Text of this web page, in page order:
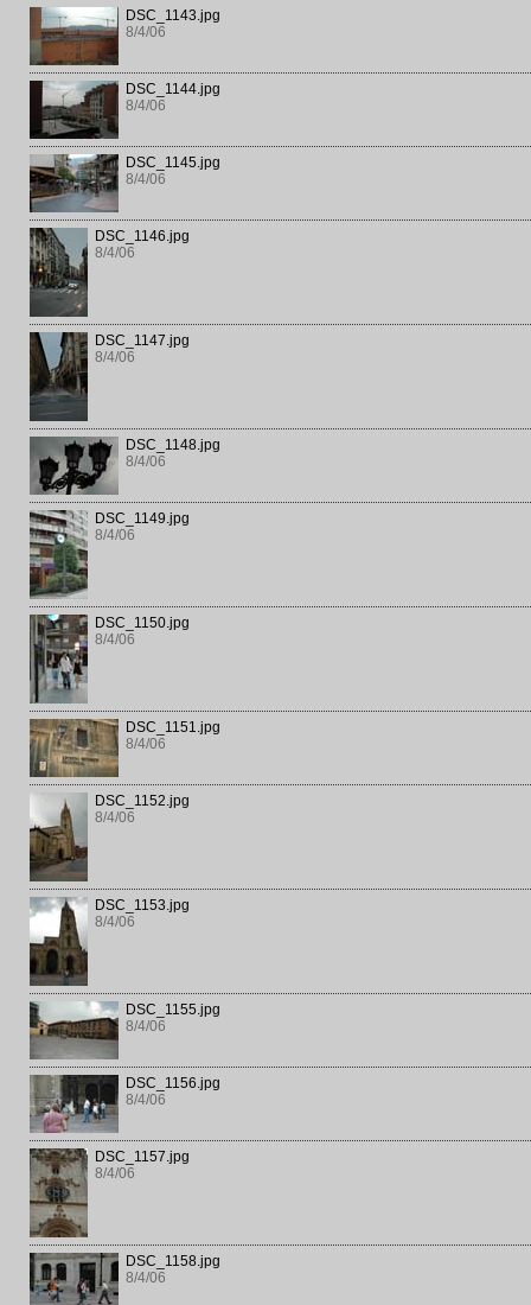
DSC_1143.jpg
8/4/06
DSC_1144.jpg
8/4/06
DSC_1145.jpg
8/4/06
DSC_1146.jpg
8/4/06
DSC_1147.jpg
8/4/06
DSC_1148.jpg
8/4/06
DSC_1149.jpg
8/4/06
DSC_1150.jpg
8/4/06
DSC_1151.jpg
8/4/06
DSC_1152.jpg
8/4/06
DSC_1153.jpg
8/4/06
DSC_1155.jpg
8/4/06
DSC_1156.jpg
8/4/06
DSC_1157.jpg
8/4/06
DSC_1158.jpg
8/4/06